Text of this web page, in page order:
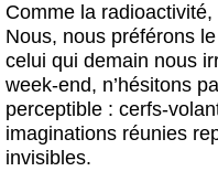
Comme la
Nous, nous préférons
celui qui demain nous
week-end, n’hésitons
perceptible : cerfs-
imaginations réunies
invisibles.